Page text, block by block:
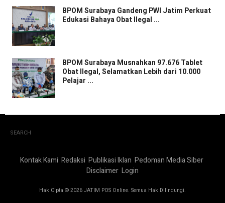
BPOM Surabaya Gandeng PWI Jatim Perkuat
Edukasi Bahaya Obat Ilegal ...
BPOM Surabaya Musnahkan 97.676 Tablet
Obat Ilegal, Selamatkan Lebih dari 10.000
Pelajar ...
SEARCH
Kontak Kami Redaksi Publikasi Iklan Pedoman Media Siber
Disclaimer Login
Hak Cipta © 2026 JATIM POS Online. Semua Hak Dilindungi.